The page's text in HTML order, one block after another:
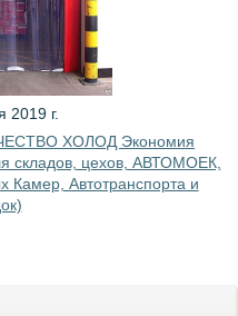
2019 г.
ХОЛОД Экономия
складов, цехов, АВТОМОЕК,
Автотранспорта и